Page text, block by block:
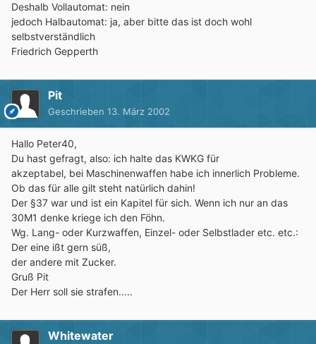
Deshalb Vollautomat: nein
jedoch Halbautomat: ja, aber bitte das ist doch wohl
selbstverständlich
Friedrich Gepperth
Pit
Geschrieben 13. März 2002
Hallo Peter40,
Du hast gefragt, also: ich halte das KWKG für
akzeptabel, bei Maschinenwaffen habe ich innerlich Probleme.
Ob das für alle gilt steht natürlich dahin!
Der §37 war und ist ein Kapitel für sich. Wenn ich nur an das
30M1 denke kriege ich den Föhn.
Wg. Lang- oder Kurzwaffen, Einzel- oder Selbstlader etc. etc.:
Der eine ißt gern süß,
der andere mit Zucker.
Gruß Pit
Der Herr soll sie strafen.....
Whitewater